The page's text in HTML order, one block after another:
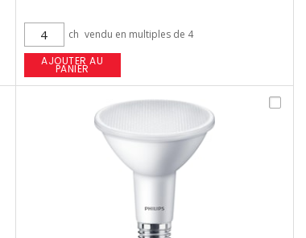
ch vendu en multiples de 4
AJOUTER AU
PANIER